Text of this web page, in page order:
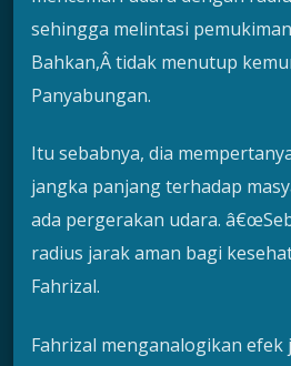
sehingga melintasi
Bahkan,Â tidak menutup
Panyabungan.
Itu sebabnya, dia
jangka panjang terhadap
ada pergerakan udara.
radius jarak aman bagi
Fahrizal.
Fahrizal menganalogikan efek